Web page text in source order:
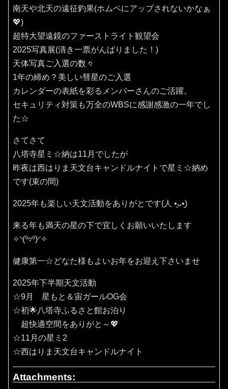
南天や北天の遠征釣果(ホムペにアップされないかなぁ
💖)
超特大望遠鏡のファーストライト観望会
2025写真展(清き一票がんばりました！)
天体写真ご入選の数々
1年の締め？美しい彗星のご入選
カレンダーの表紙を彩るメンバーさんのご活躍。
セキュリティ対策も万全のWBSに感謝感激の一年でし
た☆
さてさて
八塔寺星ミ☆納は11月でしたが
昨夜は西はりま天文台キャンドルナイトで星ミ☆納め
です(束の間)
2025年も楽しい天文活動をありがとです(⁠人⁠ ⁠•͈⁠ᴗ⁠•͈⁠)
来る年も満天の星の下で宜しくお願いいたします
✧⁠◝⁠(⁠⁰⁠▿⁠⁰⁠)⁠◜⁠✧
健康第一☆どなた様もよいお年をお迎え下さいませ
2025年下半期天文活動
☆9月 星もと＆宙ガールOG会
☆初🌟八塔寺ふるさと館お泊り
超快適空間をありがと～💖
☆11月の星ミ2
☆西はりま天文台キャンドルナイト
Attachments: